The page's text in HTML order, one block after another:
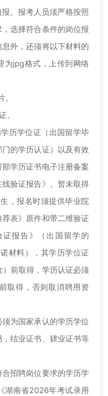
。报考人员须严格按照
选择符合条件的岗位报
外，还须将以下材料的
为jpg格式，上传到网络
学位证（出国留学毕
的学历认证）以及有效
学历证书电子注册备案
验证报告》。暂未取得
，报名时须提供毕业院
表》原件和带二维验证
报告》（出国留学的
材料），其学历学位证
前取得，学历认证必须
取得，否则取消聘用资
为国家承认的学历学位
结业证书、肄业证书等
招聘岗位要求的学历学
湖南省2026年考试录用